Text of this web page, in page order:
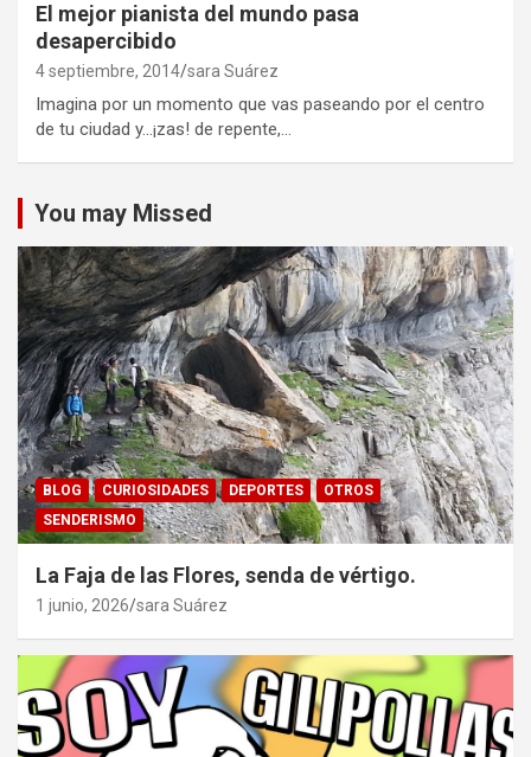
El mejor pianista del mundo pasa
desapercibido
4 septiembre, 2014 sara Suárez
Imagina por un momento que vas paseando por el centro
de tu ciudad y…¡zas! de repente,…
You may Missed
BLOG CURIOSIDADES DEPORTES
OTROS
SENDERISMO
La Faja de las Flores, senda de vértigo.
1 junio, 2026 sara Suárez